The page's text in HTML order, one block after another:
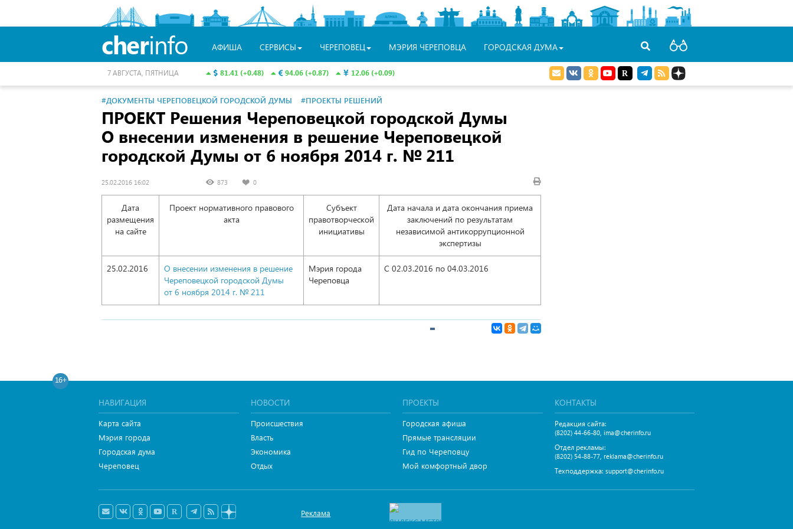
cherinfo АФИША СЕРВИСЫ ЧЕРЕПОВЕЦ МЭРИЯ ЧЕРЕПОВЦА ГОРОДСКАЯ ДУМА
81.41 (+0.48) 94.06 (+0.87) 12.06 (+0.09)
7 АВГУСТА, ПЯТНИЦА
#ДОКУМЕНТЫ ЧЕРЕПОВЕЦКОЙ ГОРОДСКОЙ ДУМЫ #ПРОЕКТЫ РЕШЕНИЙ
ПРОЕКТ Решения Череповецкой городской Думы
О внесении изменения в решение Череповецкой
городской Думы от 6 ноября 2014 г. № 211
25.02.2016 16:02 873 0
Дата
размещения
на сайте
Проект нормативного правового
акта
Субъект
правотворческой
инициативы
Дата начала и дата окончания приема
заключений по результатам
независимой антикоррупционной
экспертизы
25.02.2016
О внесении изменения в решение
Череповецкой городской Думы
от 6 ноября 2014 г. № 211
Мэрия города
Череповца
С 02.03.2016 по 04.03.2016
16+
НАВИГАЦИЯ
Карта сайта
Мэрия города
Городская дума
Череповец
НОВОСТИ
Происшествия
Власть
Экономика
Отдых
ПРОЕКТЫ
Городская афиша
Прямые трансляции
Гид по Череповцу
Мой комфортный двор
КОНТАКТЫ
Редакция сайта:
(8202) 44-66-80, ima@cherinfo.ru
Отдел рекламы:
(8202) 54-88-77, reklama@cherinfo.ru
Техподдержка: support@cherinfo.ru
Реклама